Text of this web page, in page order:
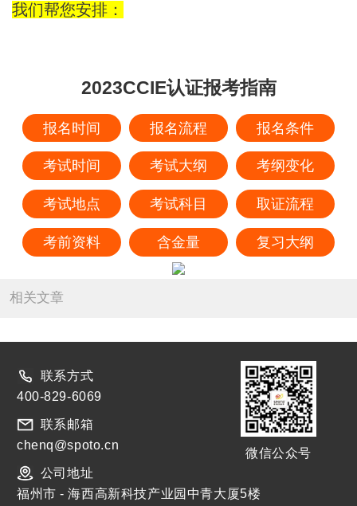
我们帮您安排：
2023CCIE认证报考指南
报名时间 报名流程 报名条件
考试时间 考试大纲 考纲变化
考试地点 考试科目 取证流程
考前资料 含金量 复习大纲
相关文章
联系方式
400-829-6069
联系邮箱
chenq@spoto.cn
公司地址
微信公众号
福州市 - 海西高新科技产业园中青大厦5楼